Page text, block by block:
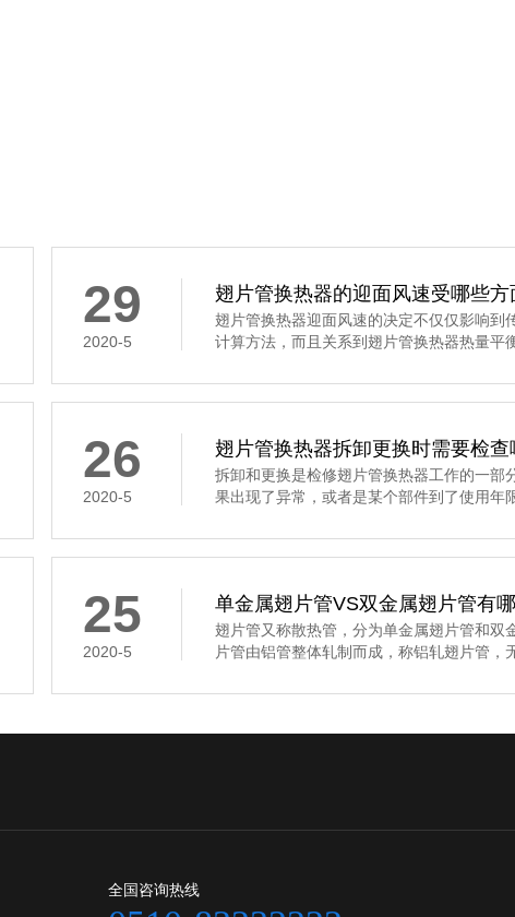
29
2020-5
翅片管换热器的迎面风速受哪些
翅片管换热器迎面风速的决定不仅仅影响到
计算方法，而且关系到翅片管换热器热量平
26
2020-5
翅片管换热器拆卸更换时需要检
拆卸和更换是检修翅片管换热器工作的一部
果出现了异常，或者是某个部件到了使用年
25
2020-5
单金属翅片管VS双金属翅片管有
翅片管又称散热管，分为单金属翅片管和双
片管由铝管整体轧制而成，称铝轧翅片管，
全国咨询热线